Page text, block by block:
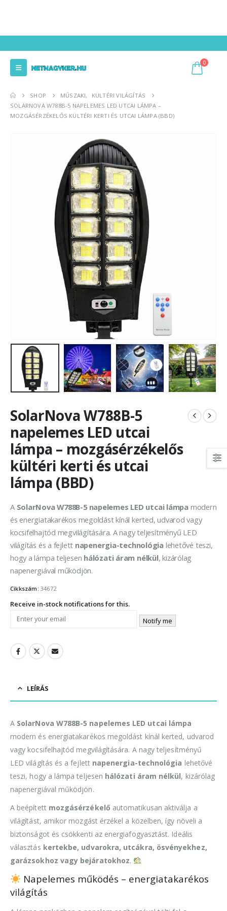
0
SHOP MŰSZAKI,
KÜLTÉRI VILÁGÍTÁS
SOLARNOVA W788B-5 NAPELEMES LED UTCAI LÁMPA –
MOZGÁSÉRZÉKELŐS KÜLTÉRI KERTI ÉS UTCAI LÁMPA (BBD)
SolarNova W788B-5
napelemes LED utcai
lámpa – mozgásérzékelős
kültéri kerti és utcai
lámpa (BBD)
A SolarNova W788B-5 napelemes LED utcai lámpamodern
és energiatakarékos megoldást kínál kerted, udvarod vagy
kocsifelhajtód megvilágítására. A nagy teljesítményű LED
világítás és a fejlett napenergia-technológialehetővé teszi,
hogy a lámpa teljesen hálózati áram nélkül, kizárólag
napenergiával működjön.
Cikkszám: 34672
Receive in-stock notifications for this.
Notify me
LEÍRÁS
A SolarNova W788B-5 napelemes LED utcai lámpa
modern és energiatakarékos megoldást kínál kerted, udvarod
vagy kocsifelhajtód megvilágítására. A nagy teljesítményű
LED világítás és a fejlett napenergia-technológia lehetővé
teszi, hogy a lámpa teljesen hálózati áram nélkül, kizárólag
napenergiával működjön.
A beépített mozgásérzékelőautomatikusan aktiválja a
világítást, amikor mozgást érzékel a közelben, így növeli a
biztonságot és csökkenti az energiafogyasztást. Ideális
választás kertekbe, udvarokra, utcákra, ösvényekhez,
garázsokhoz vagy bejáratokhoz.
Napelemes működés – energiatakarékos
világítás